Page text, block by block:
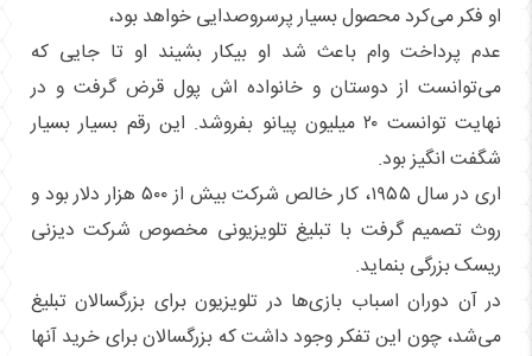
او فکر می‌کرد محصول بسیار پرسروصدایی خواهد بود،
عدم پرداخت وام باعث شد او بیکار بشیند او تا جایی که
می‌توانست از دوستان و خانواده اش پول قرض گرفت و در
نهایت توانست ۲۰ میلیون پیانو بفروشد. این رقم بسیار بسیار
شگفت انگیز بود.
اری در سال ۱۹۵۵، کار خالص شرکت بیش از ۵۰۰ هزار دلار بود و
روث تصمیم گرفت با تبلیغ تلویزیونی مخصوص شرکت دیزنی
ریسک بزرگی بنماید.
در آن دوران اسباب‌ بازی‌ها در تلویزیون برای بزرگسالان تبلیغ
می‌شد، چون این تفکر وجود داشت که بزرگسالان برای خرید آنها